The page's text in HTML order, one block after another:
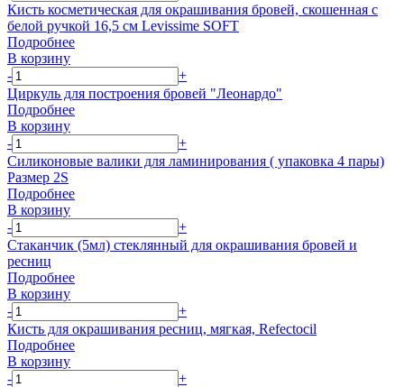
Кисть косметическая для окрашивания бровей, скошенная с
белой ручкой 16,5 см Levissime SOFT
Подробнее
В корзину
-
+
Циркуль для построения бровей "Леонардо"
Подробнее
В корзину
-
+
Силиконовые валики для ламинирования ( упаковка 4 пары)
Размер 2S
Подробнее
В корзину
-
+
Стаканчик (5мл) стеклянный для окрашивания бровей и
ресниц
Подробнее
В корзину
-
+
Кисть для окрашивания ресниц, мягкая, Refectocil
Подробнее
В корзину
-
+